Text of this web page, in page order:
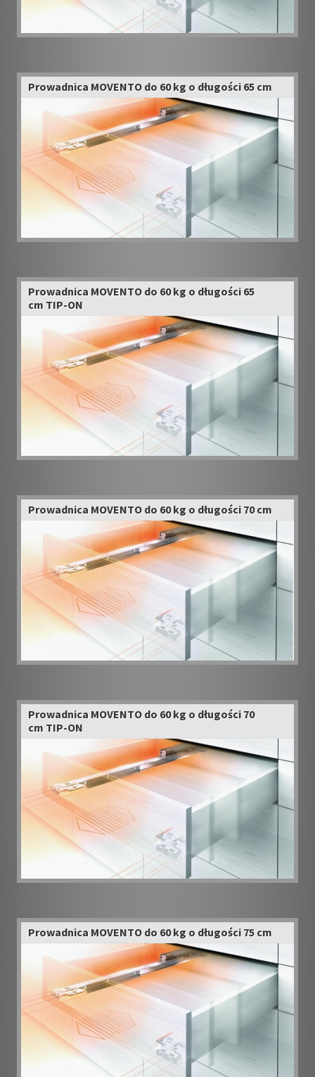
Prowadnica MOVENTO do 60 kg o długości 65 cm
Prowadnica MOVENTO do 60 kg o długości 65
cm TIP-ON
Prowadnica MOVENTO do 60 kg o długości 70 cm
Prowadnica MOVENTO do 60 kg o długości 70
cm TIP-ON
Prowadnica MOVENTO do 60 kg o długości 75 cm